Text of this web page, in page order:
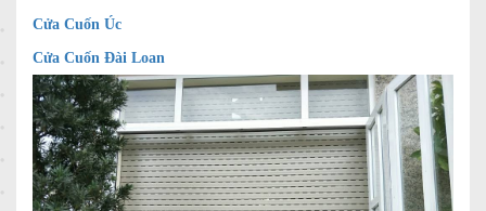
Cửa Cuốn Úc
Cửa Cuốn Đài Loan